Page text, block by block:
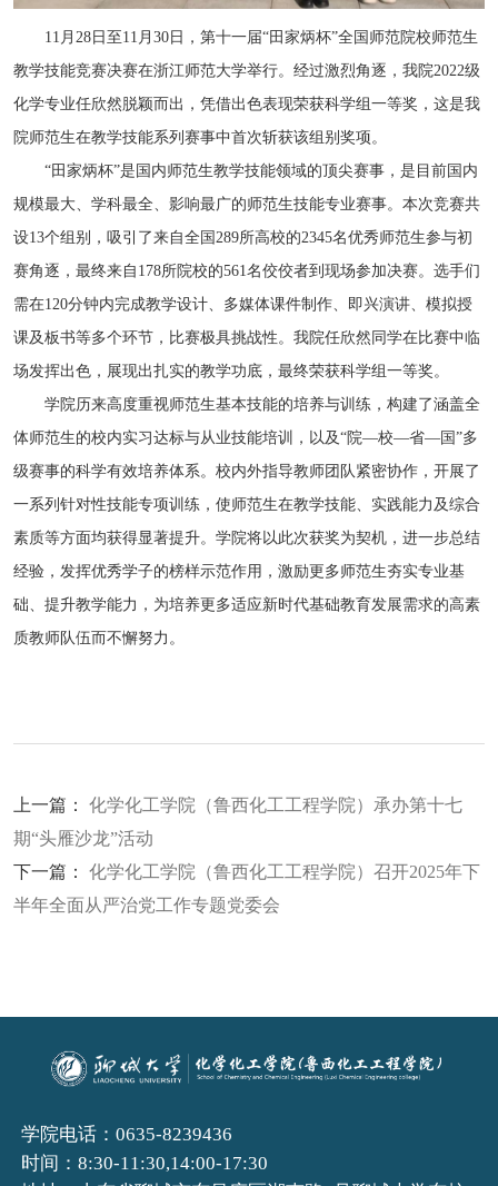
11月28日至11月30日，第十一届“田家炳杯”全国师范院校师范生
教学技能竞赛决赛在浙江师范大学举行。经过激烈角逐，我院2022级
化学专业任欣然脱颖而出，凭借出色表现荣获科学组一等奖，这是我
院师范生在教学技能系列赛事中首次斩获该组别奖项。
“田家炳杯”是国内师范生教学技能领域的顶尖赛事，是目前国内
规模最大、学科最全、影响最广的师范生技能专业赛事。本次竞赛共
设13个组别，吸引了来自全国289所高校的2345名优秀师范生参与初
赛角逐，最终来自178所院校的561名佼佼者到现场参加决赛。选手们
需在120分钟内完成教学设计、多媒体课件制作、即兴演讲、模拟授
课及板书等多个环节，比赛极具挑战性。我院任欣然同学在比赛中临
场发挥出色，展现出扎实的教学功底，最终荣获科学组一等奖。
学院历来高度重视师范生基本技能的培养与训练，构建了涵盖全
体师范生的校内实习达标与从业技能培训，以及“院—校—省—国”多
级赛事的科学有效培养体系。校内外指导教师团队紧密协作，开展了
一系列针对性技能专项训练，使师范生在教学技能、实践能力及综合
素质等方面均获得显著提升。学院将以此次获奖为契机，进一步总结
经验，发挥优秀学子的榜样示范作用，激励更多师范生夯实专业基
础、提升教学能力，为培养更多适应新时代基础教育发展需求的高素
质教师队伍而不懈努力。
上一篇： 化学化工学院（鲁西化工工程学院）承办第十七
期“头雁沙龙”活动
下一篇： 化学化工学院（鲁西化工工程学院）召开2025年下
半年全面从严治党工作专题党委会
学院电话：0635-8239436
时间：8:30-11:30,14:00-17:30